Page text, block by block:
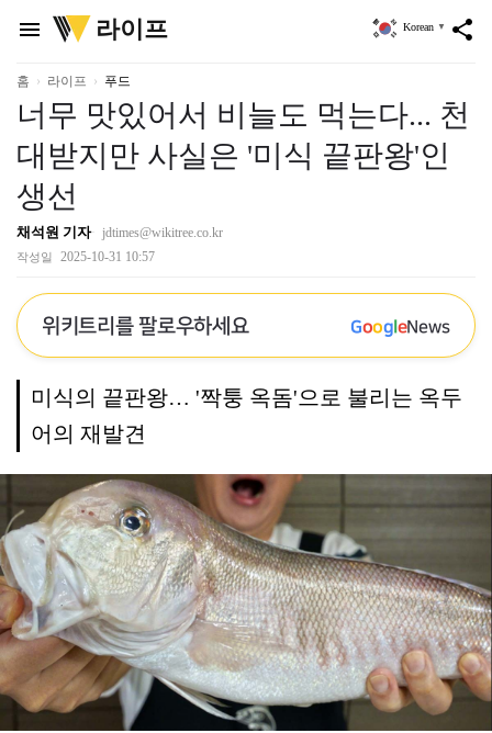
menu
위
키
리
라이프 share
Korean ▼
홈 라이프 푸드
너무 맛있어서 비늘도 먹는다... 천
대받지만 사실은 '미식 끝판왕'인
생선
채석원 기자 jdtimes@wikitree.co.kr
작성일 2025-10-31 10:57
위키트리를 팔로우하세요 GoogleNews
미식의 끝판왕… '짝퉁 옥돔'으로 불리는 옥두
어의 재발견